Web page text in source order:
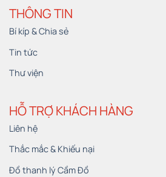
THÔNG TIN
Bí kíp & Chia sẻ
Tin tức
Thư viện
HỖ TRỢ KHÁCH HÀNG
Liên hệ
Thắc mắc & Khiếu nại
Đồ thanh lý Cầm Đồ